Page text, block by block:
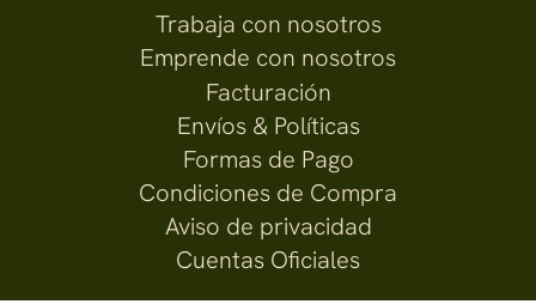
Trabaja con nosotros
Emprende con nosotros
Facturación
Envíos & Políticas
Formas de Pago
Condiciones de Compra
Aviso de privacidad
Cuentas Oficiales